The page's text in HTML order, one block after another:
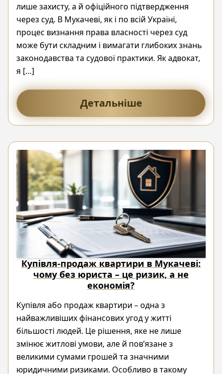
лише захисту, а й офіційного підтвердження
через суд. В Мукачеві, як і по всій Україні,
процес визнання права власності через суд
може бути складним і вимагати глибоких знань
законодавства та судової практики. Як адвокат,
я […]
Детальніше
Купівля-продаж квартири в Мукачеві:
чому без юриста – це ризик, а не
економія?
Купівля або продаж квартири – одна з
найважливіших фінансових угод у житті
більшості людей. Це рішення, яке не лише
змінює житлові умови, але й пов’язане з
великими сумами грошей та значними
юридичними ризиками. Особливо в такому